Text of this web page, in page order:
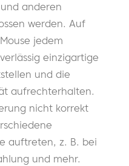
anderen
werden. Auf
jedem
einzigartige
und die
aufrechterhalten.
nicht korrekt
auftreten, z. B. bei
und mehr.